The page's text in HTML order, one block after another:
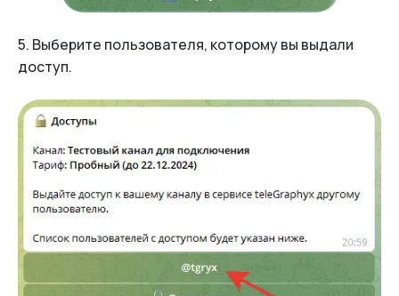
5. Выберите пользователя, которому вы выдали
доступ.